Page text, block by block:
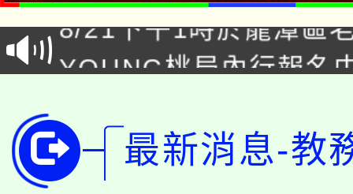
場熱烈登場!
8/21下午1時於龍潭區
徵才活動。
YOUNG桃局內行報名
開!
115年桃園市運動會8/
田徑場及游泳池舉行。
桃園市低收入戶享有免
最新消息-教